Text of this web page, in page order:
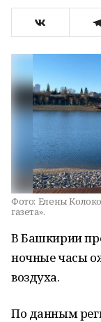
Фото: Елены
газета».
В Башкирии
ночные часы
воздуха.
По данным